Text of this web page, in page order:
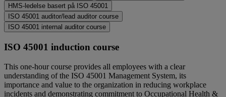
HMS-ledelse basert på ISO 45001
ISO 45001 auditor/lead auditor course
ISO 45001 internal auditor course
ISO 45001 induction course
This one-hour course provides all employees with a clear
understanding of the ISO 45001 Management System, its
importance and value to the organization in reducing workplace
incidents and demonstrating commitment to Occupational Health &